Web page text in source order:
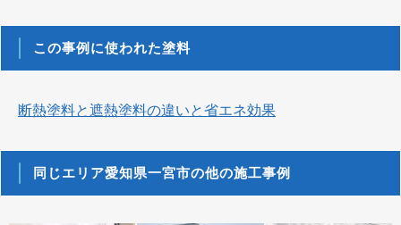
この事例に使われた塗料
断熱塗料と遮熱塗料の違いと省エネ効果
同じエリア愛知県一宮市の他の施工事例